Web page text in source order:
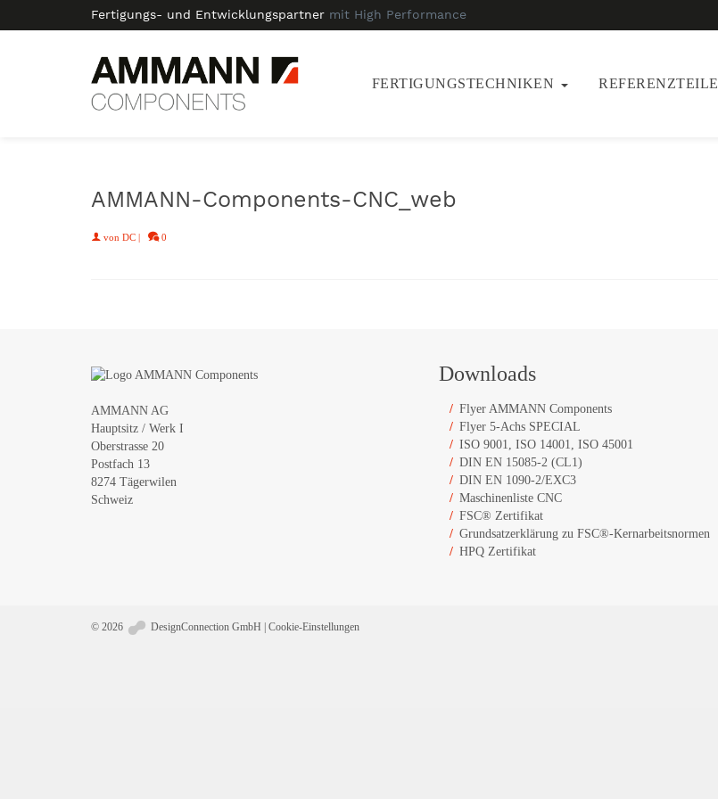
Fertigungs- und Entwicklungspartner mit High Performance
FERTIGUNGSTECHNIKEN REFERENZTEILE
AMMANN-Components-CNC_web
von DC | 0
AMMANN AG
Hauptsitz / Werk I
Oberstrasse 20
Postfach 13
8274 Tägerwilen
Schweiz
Downloads
Flyer AMMANN Components
Flyer 5-Achs SPECIAL
ISO 9001, ISO 14001, ISO 45001
DIN EN 15085-2 (CL1)
DIN EN 1090-2/EXC3
Maschinenliste CNC
FSC® Zertifikat
Grundsatzerklärung zu FSC®-Kernarbeitsnormen
HPQ Zertifikat
© 2026 DesignConnection GmbH Cookie-Einstellungen